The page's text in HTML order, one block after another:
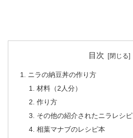
目次
ニラの納豆丼の作り方
材料（2人分）
作り方
その他の紹介されたニラレシピ
相葉マナブのレシピ本